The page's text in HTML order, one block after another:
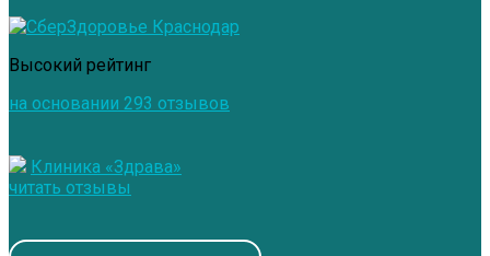
Высокий рейтинг
на основании 293 отзывов
Клиника «Здрава»
читать отзывы